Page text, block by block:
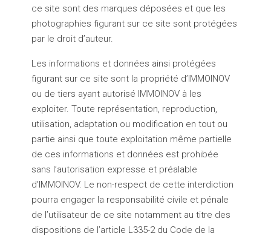
ce site sont des marques déposées et que les
photographies figurant sur ce site sont protégées
par le droit d’auteur.
Les informations et données ainsi protégées
figurant sur ce site sont la propriété d’IMMOINOV
ou de tiers ayant autorisé IMMOINOV à les
exploiter. Toute représentation, reproduction,
utilisation, adaptation ou modification en tout ou
partie ainsi que toute exploitation même partielle
de ces informations et données est prohibée
sans l’autorisation expresse et préalable
d’IMMOINOV. Le non-respect de cette interdiction
pourra engager la responsabilité civile et pénale
de l’utilisateur de ce site notamment au titre des
dispositions de l’article L335-2 du Code de la